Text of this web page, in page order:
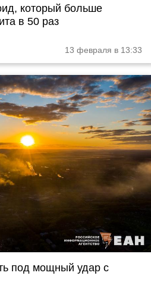
который больше
в 50 раз
13 февраля в 13:33
под мощный удар с